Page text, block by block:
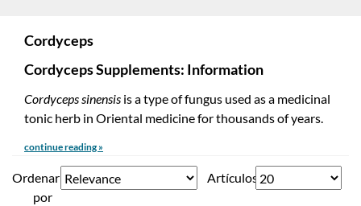
Cordyceps
Cordyceps Supplements: Information
Cordyceps sinensis is a type of fungus used as a medicinal
tonic herb in Oriental medicine for thousands of years.
continue reading »
Ordenar
por
Artículos